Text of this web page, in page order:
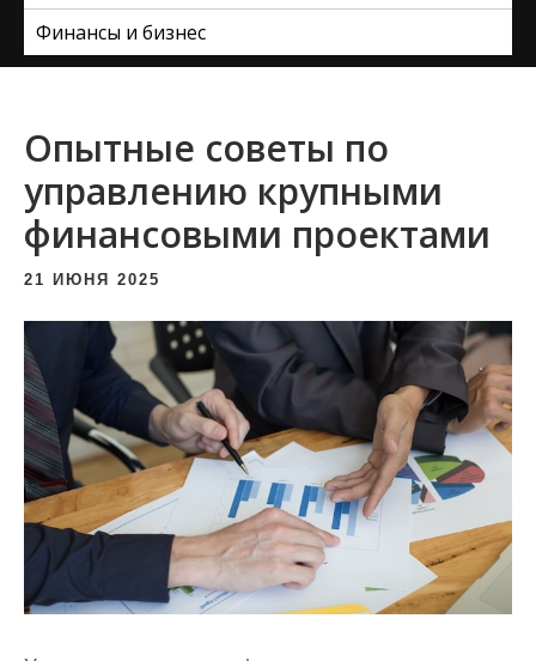
Финансы и бизнес
Опытные советы по
управлению крупными
финансовыми проектами
21 ИЮНЯ 2025